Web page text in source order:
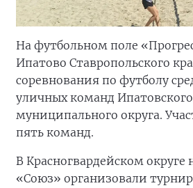
На футбольном поле
Ипатово Ставропольского
соревнования по футболу
уличных команд Ипатовского
муниципального округа.
пять команд.
В Красногвардейском округе
«Союз» организовали